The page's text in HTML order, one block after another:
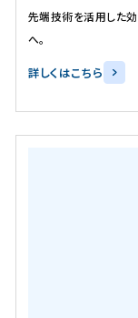
先端技術を活用した
へ。
詳しくはこちら